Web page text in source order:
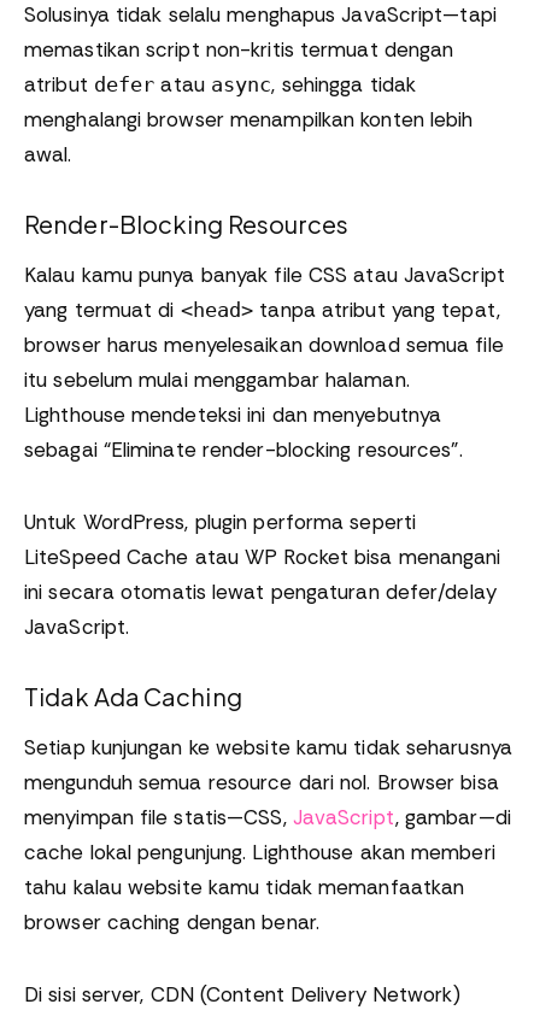
Solusinya tidak selalu menghapus JavaScript—tapi
memastikan script non-kritis termuat dengan
atribut defer atau async, sehingga tidak
menghalangi browser menampilkan konten lebih
awal.
Render-Blocking Resources
Kalau kamu punya banyak file CSS atau JavaScript
yang termuat di <head> tanpa atribut yang tepat,
browser harus menyelesaikan download semua file
itu sebelum mulai menggambar halaman.
Lighthouse mendeteksi ini dan menyebutnya
sebagai “Eliminate render-blocking resources”.
Untuk WordPress, plugin performa seperti
LiteSpeed Cache atau WP Rocket bisa menangani
ini secara otomatis lewat pengaturan defer/delay
JavaScript.
Tidak Ada Caching
Setiap kunjungan ke website kamu tidak seharusnya
mengunduh semua resource dari nol. Browser bisa
menyimpan file statis—CSS, JavaScript, gambar—di
cache lokal pengunjung. Lighthouse akan memberi
tahu kalau website kamu tidak memanfaatkan
browser caching dengan benar.
Di sisi server, CDN (Content Delivery Network)